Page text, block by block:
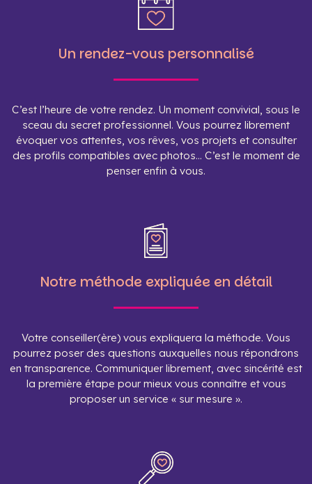
Un rendez-vous personnalisé
C’est l’heure de votre rendez. Un moment convivial, sous le
sceau du secret professionnel. Vous pourrez librement
évoquer vos attentes, vos rêves, vos projets et consulter
des profils compatibles avec photos… C’est le moment de
penser enfin à vous.
Notre méthode expliquée en détail
Votre conseiller(ère) vous expliquera la méthode. Vous
pourrez poser des questions auxquelles nous répondrons
en transparence. Communiquer librement, avec sincérité est
la première étape pour mieux vous connaître et vous
proposer un service « sur mesure ».